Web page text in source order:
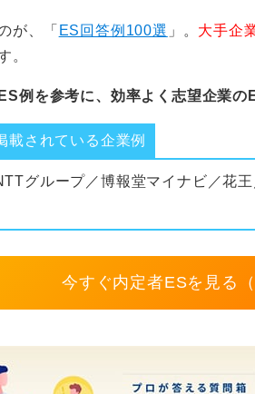
が、「 ES回答例100選 」。 大手企
。
例を参考に、効率よく志望企業の
載されている企業例
グループ／博報堂マイナビ／花
今すぐ内定者ESを見る（